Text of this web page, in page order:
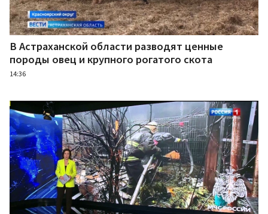
В Астраханской области разводят ценные
породы овец и крупного рогатого скота
14:36